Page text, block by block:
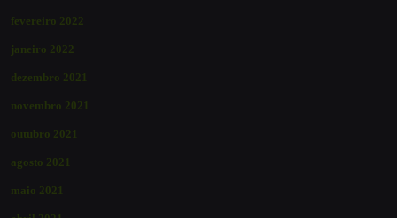
fevereiro 2022
janeiro 2022
dezembro 2021
novembro 2021
outubro 2021
agosto 2021
maio 2021